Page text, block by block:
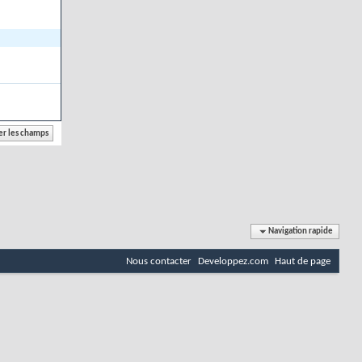
Navigation rapide
Nous contacter Developpez.com Haut de page